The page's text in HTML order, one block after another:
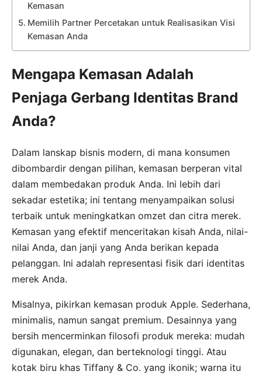
Kemasan
Memilih Partner Percetakan untuk Realisasikan Visi
Kemasan Anda
Mengapa Kemasan Adalah
Penjaga Gerbang Identitas Brand
Anda?
Dalam lanskap bisnis modern, di mana konsumen
dibombardir dengan pilihan, kemasan berperan vital
dalam membedakan produk Anda. Ini lebih dari
sekadar estetika; ini tentang menyampaikan solusi
terbaik untuk meningkatkan omzet dan citra merek.
Kemasan yang efektif menceritakan kisah Anda, nilai-
nilai Anda, dan janji yang Anda berikan kepada
pelanggan. Ini adalah representasi fisik dari identitas
merek Anda.
Misalnya, pikirkan kemasan produk Apple. Sederhana,
minimalis, namun sangat premium. Desainnya yang
bersih mencerminkan filosofi produk mereka: mudah
digunakan, elegan, dan berteknologi tinggi. Atau
kotak biru khas Tiffany & Co. yang ikonik; warna itu